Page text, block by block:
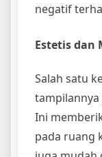
negatif
Estetis dan
Salah satu
tampilannya
Ini
pada ruang